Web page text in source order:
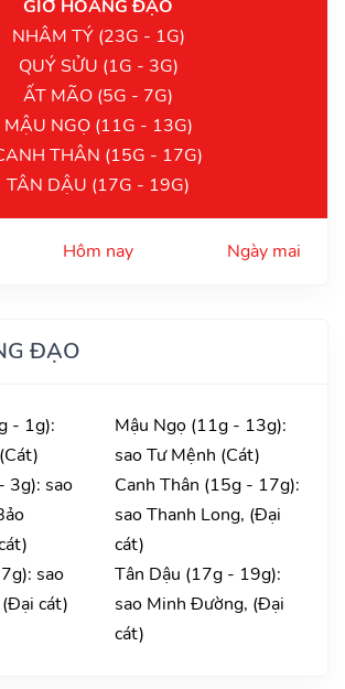
GIỜ HOÀNG ĐẠO
NHÂM TÝ (23G - 1G)
QUÝ SỬU (1G - 3G)
ẤT MÃO (5G - 7G)
MẬU NGỌ (11G - 13G)
THÂN (15G - 17G)
TÂN DẬU (17G - 19G)
Hôm nay Ngày mai
ĐẠO
- 1g):
3g): sao
sao
cát)
Mậu Ngọ (11g - 13g):
sao Tư Mệnh (Cát)
Canh Thân (15g - 17g):
sao Thanh Long, (Đại
cát)
Tân Dậu (17g - 19g):
sao Minh Đường, (Đại
cát)